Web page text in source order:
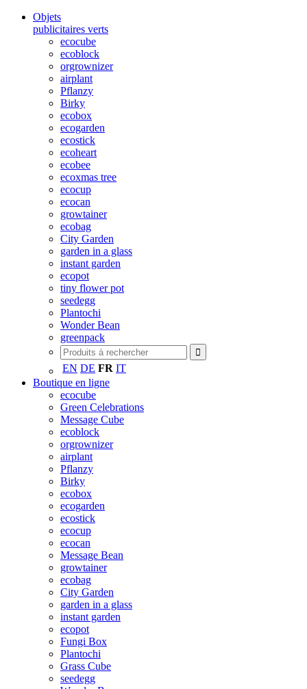
Objets
publicitaires verts
ecocube
ecoblock
orgrownizer
airplant
Pflanzy
Birky
ecobox
ecogarden
ecostick
ecoheart
ecobee
ecoxmas tree
ecocup
ecocan
growtainer
ecobag
City Garden
garden in a glass
instant garden
ecopot
tiny flower pot
seedegg
Plantochi
Wonder Bean
greenpack
EN DE FR IT
Boutique en ligne
ecocube
Green Celebrations
Message Cube
ecoblock
orgrownizer
airplant
Pflanzy
Birky
ecobox
ecogarden
ecostick
ecocup
ecocan
Message Bean
growtainer
ecobag
City Garden
garden in a glass
instant garden
ecopot
Fungi Box
Plantochi
Grass Cube
seedegg